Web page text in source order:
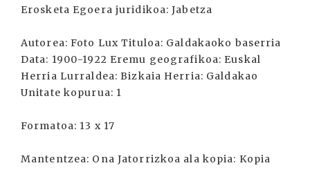
Erosketa Egoera juridikoa: Jabetza
Autorea: Foto Lux Tituloa: Galdakaoko baserria
Data: 1900-1922 Eremu geografikoa: Euskal
Herria Lurraldea: Bizkaia Herria: Galdakao
Unitate kopurua: 1
Formatoa: 13 x 17
Mantentzea: Ona Jatorrizkoa ala kopia: Kopia